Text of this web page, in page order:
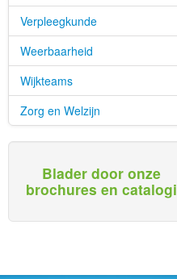
Verpleegkunde
Weerbaarheid
Wijkteams
Zorg en Welzijn
Blader door onze
brochures en catalogi